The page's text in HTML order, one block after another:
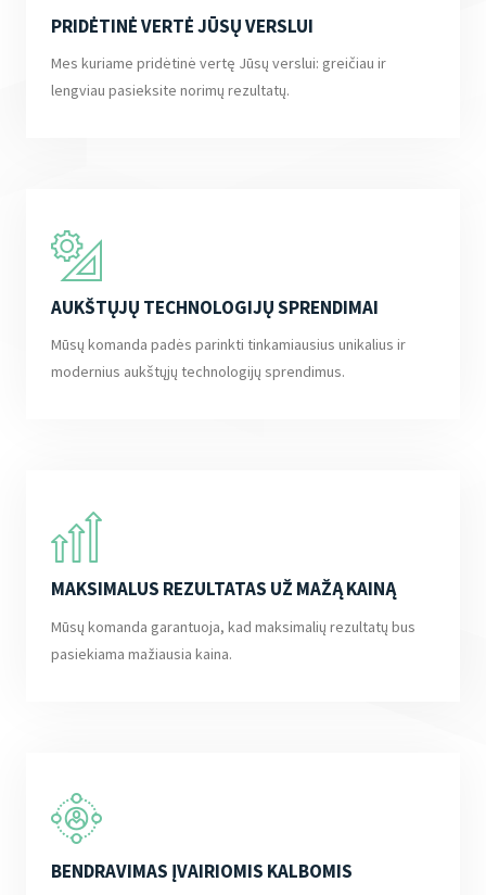
PRIDĖTINĖ VERTĖ JŪSŲ VERSLUI
Mes kuriame pridėtinė vertę Jūsų verslui: greičiau ir
lengviau pasieksite norimų rezultatų.
AUKŠTŲJŲ TECHNOLOGIJŲ SPRENDIMAI
Mūsų komanda padės parinkti tinkamiausius unikalius ir
modernius aukštųjų technologijų sprendimus.
MAKSIMALUS REZULTATAS UŽ MAŽĄ KAINĄ
Mūsų komanda garantuoja, kad maksimalių rezultatų bus
pasiekiama mažiausia kaina.
BENDRAVIMAS ĮVAIRIOMIS KALBOMIS